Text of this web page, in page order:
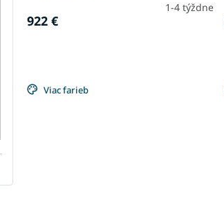
1-4 týždne
922 €
Viac farieb